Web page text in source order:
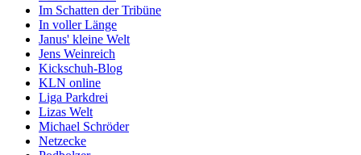
Im Schatten der Tribüne
In voller Länge
Janus' kleine Welt
Jens Weinreich
Kickschuh-Blog
KLN online
Liga Parkdrei
Lizas Welt
Michael Schröder
Netzecke